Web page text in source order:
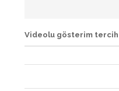
Videolu gösterim tercih